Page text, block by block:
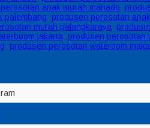
anak murah manado,
palembang, produsen perosotan
murah palangkaraya,
jakarta, produsen perosotan
, produsen perosotan wateroom